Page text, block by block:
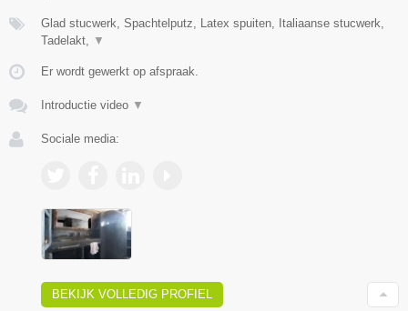
Glad stucwerk, Spachtelputz, Latex spuiten, Italiaanse stucwerk,
Tadelakt,
▼
Er wordt gewerkt op afspraak.
Introductie video ▼
Sociale media:
BEKIJK VOLLEDIG PROFIEL